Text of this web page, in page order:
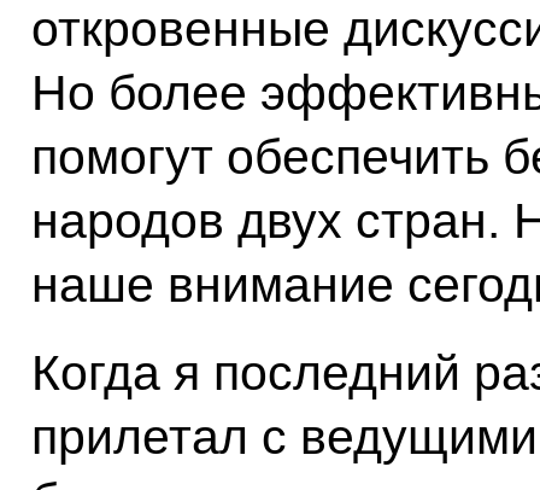
откровенные
Но более
помогут обеспечить
народов двух стран.
наше внимание
Когда я последний
прилетал с